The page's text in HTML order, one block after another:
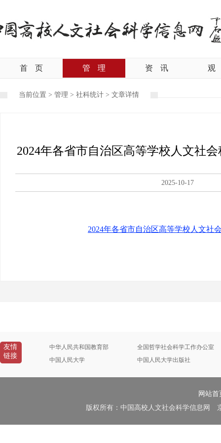
首 页 管 理 资 讯 观
当前位置 > 管理 > 社科统计 > 文章详情
2024年各省市自治区高等学校人文社
2025-10-17
2024年各省市自治区高等学校人文社
友情
链接
中华人民共和国教育部
全国哲学社会科学工作办公室
中国人民大学
中国人民大学出版社
网站首
版权所有：中国高校人文社会科学信息网